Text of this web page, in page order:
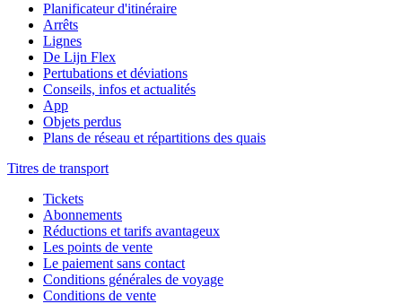
Planificateur d'itinéraire
Arrêts
Lignes
De Lijn Flex
Pertubations et déviations
Conseils, infos et actualités
App
Objets perdus
Plans de réseau et répartitions des quais
Titres de transport
Tickets
Abonnements
Réductions et tarifs avantageux
Les points de vente
Le paiement sans contact
Conditions générales de voyage
Conditions de vente